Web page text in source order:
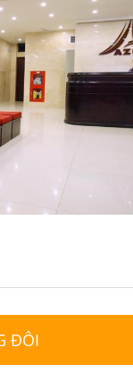
19 20
26
ĐÔI